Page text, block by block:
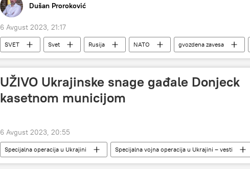
Dušan Proroković
6 Avgust 2023, 21:17
SVET Svet Rusija NATO gvozdena zavesa
Emisija „Prorok“
Ukrajina
UŽIVO Ukrajinske snage gađale Donjeck
kasetnom municijom
6 Avgust 2023, 20:55
Specijalna operacija u Ukrajini Specijalna vojna operacija u Ukrajini – vesti
Rusija – politika
Svet Svet – politika